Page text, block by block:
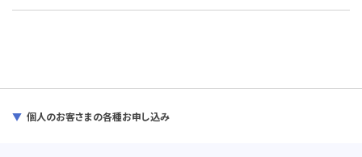
個人のお客さまの各種お申し込み